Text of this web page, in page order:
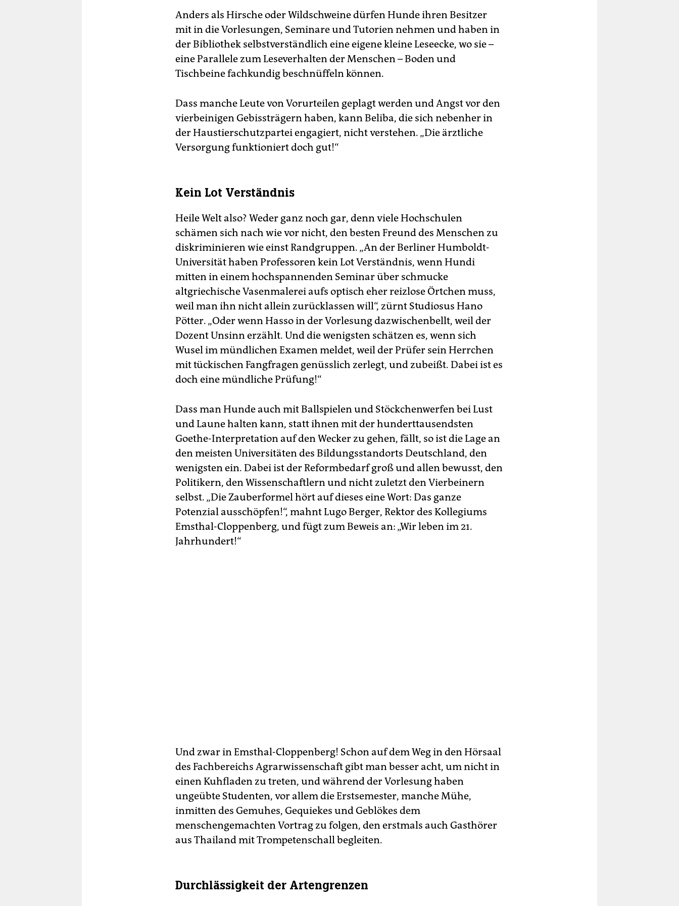
Anders als Hirsche oder Wildschweine dürfen Hunde ihren Besitzer
mit in die Vorlesungen, Seminare und Tutorien nehmen und haben in
der Bibliothek selbstverständlich eine eigene kleine Leseecke, wo sie –
eine Parallele zum Leseverhalten der Menschen – Boden und
Tischbeine fachkundig beschnüffeln können.
Dass manche Leute von Vorurteilen geplagt werden und Angst vor den
vierbeinigen Gebissträgern haben, kann Beliba, die sich nebenher in
der Haustierschutzpartei engagiert, nicht verstehen. „Die ärztliche
Versorgung funktioniert doch gut!“
Kein Lot Verständnis
Heile Welt also? Weder ganz noch gar, denn viele Hochschulen
schämen sich nach wie vor nicht, den besten Freund des Menschen zu
diskriminieren wie einst Randgruppen. „An der Berliner Humboldt-
Universität haben Professoren kein Lot Verständnis, wenn Hundi
mitten in einem hochspannenden Seminar über schmucke
altgriechische Vasenmalerei aufs optisch eher reizlose Örtchen muss,
weil man ihn nicht allein zurücklassen will“, zürnt Studiosus Hano
Pötter. „Oder wenn Hasso in der Vorlesung dazwischenbellt, weil der
Dozent Unsinn erzählt. Und die wenigsten schätzen es, wenn sich
Wusel im mündlichen Examen meldet, weil der Prüfer sein Herrchen
mit tückischen Fangfragen genüsslich zerlegt, und zubeißt. Dabei ist es
doch eine mündliche Prüfung!“
Dass man Hunde auch mit Ballspielen und Stöckchenwerfen bei Lust
und Laune halten kann, statt ihnen mit der hunderttausendsten
Goethe-Interpretation auf den Wecker zu gehen, fällt, so ist die Lage an
den meisten Universitäten des Bildungsstandorts Deutschland, den
wenigsten ein. Dabei ist der Reformbedarf groß und allen bewusst, den
Politikern, den Wissenschaftlern und nicht zuletzt den Vierbeinern
selbst. „Die Zauberformel hört auf dieses eine Wort: Das ganze
Potenzial ausschöpfen!“, mahnt Lugo Berger, Rektor des Kollegiums
Emsthal-Cloppenberg, und fügt zum Beweis an: „Wir leben im 21.
Jahrhundert!“
Und zwar in Emsthal-Cloppenberg! Schon auf dem Weg in den Hörsaal
des Fachbereichs Agrarwissenschaft gibt man besser acht, um nicht in
einen Kuhfladen zu treten, und während der Vorlesung haben
ungeübte Studenten, vor allem die Erstsemester, manche Mühe,
inmitten des Gemuhes, Gequiekes und Geblökes dem
menschengemachten Vortrag zu folgen, den erstmals auch Gasthörer
aus Thailand mit Trompetenschall begleiten.
Durchlässigkeit der Artengrenzen